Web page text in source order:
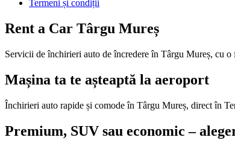
Termeni și condiții
Rent a Car Târgu Mureș
Servicii de închirieri auto de încredere în Târgu Mureș, cu
Mașina ta te așteaptă la aeroport
Închirieri auto rapide și comode în Târgu Mureș, direct în
Premium, SUV sau economic –